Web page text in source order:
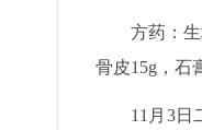
方药：
骨皮15g，石
11月3日